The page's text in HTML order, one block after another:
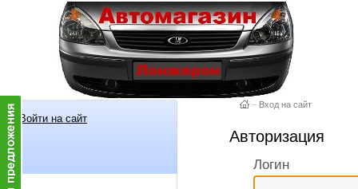
Войти на сайт
– Вход на сайт
Авторизация
Логин